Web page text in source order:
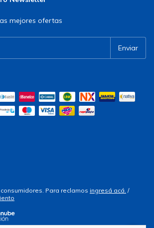
mejores ofertas
Para reclamos ingresá acá. /